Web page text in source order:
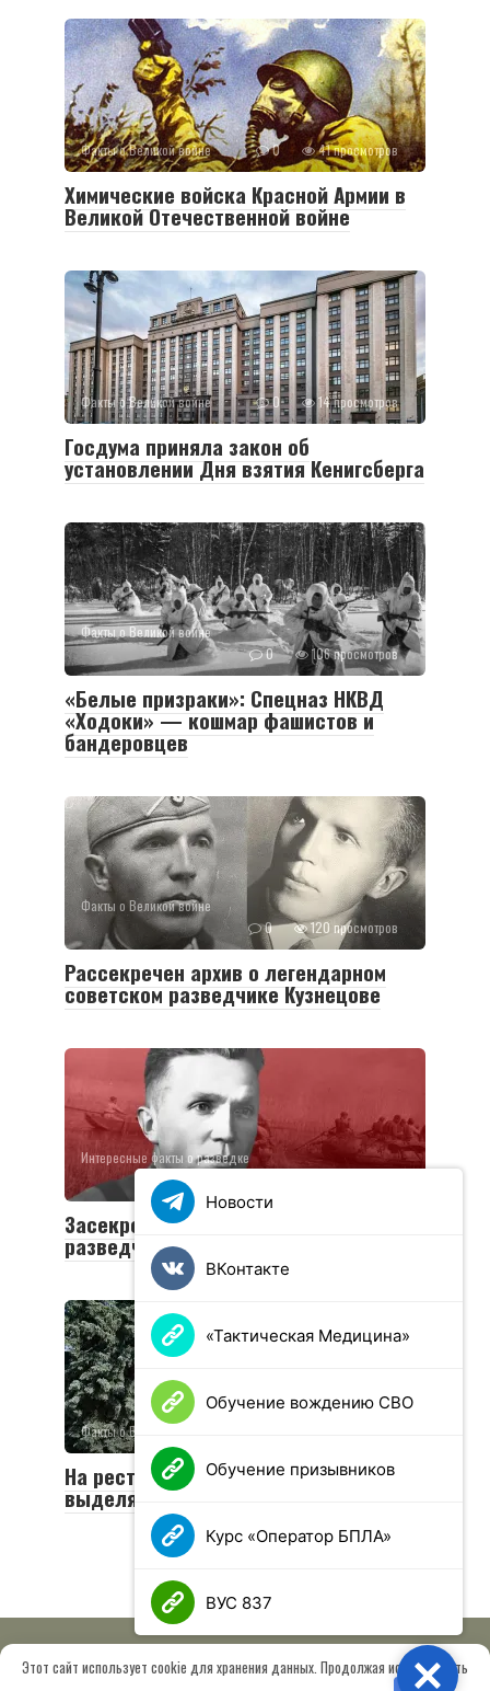
Факты о Великой войне 0 41 просмотров
Химические войска Красной Армии в
Великой Отечественной войне
Факты о Великой войне 0 14 просмотров
Госдума приняла закон об
установлении Дня взятия Кенигсберга
Факты о Великой войне
0
106 просмотров
«Белые призраки»: Спецназ НКВД
«Ходоки» — кошмар фашистов и
бандеровцев
Факты о Великой войне
0
120 просмотров
Рассекречен архив о легендарном
советском разведчике Кузнецове
Интересные факты о разведке
Засекреченная смерть: история
разведчика Николая Кузнецова
Факты о Великой войне
На реставрацию Брестской крепости
выделят более 493 млн рублей
© 2026 МОО «Союз ветеранов спецназа ГРУ имени Героя РФ
Этот сайт использует cookie для хранения данных. Продолжая использовать
Новости
ВКонтакте
«Тактическая Медицина»
Обучение вождению СВО
Обучение призывников
Курс «Оператор БПЛА»
ВУС 837
Close